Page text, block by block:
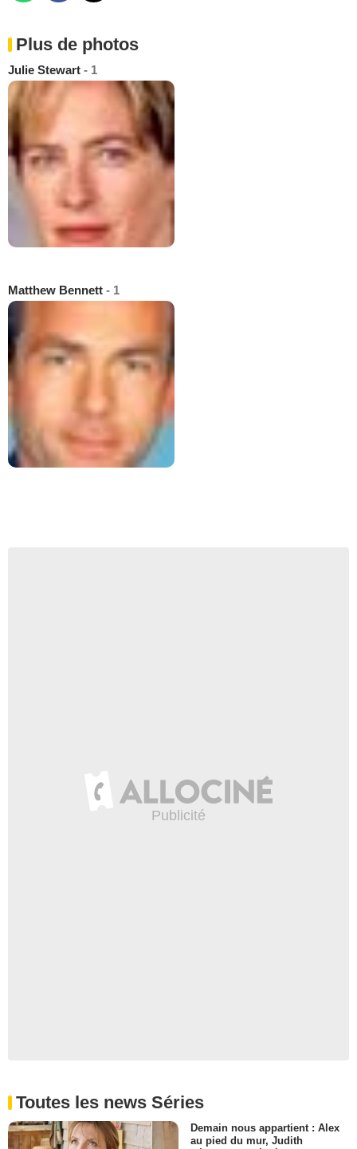
Plus de photos
Julie Stewart - 1
Matthew Bennett - 1
Toutes les news Séries
Demain nous appartient : Alex
au pied du mur, Judith